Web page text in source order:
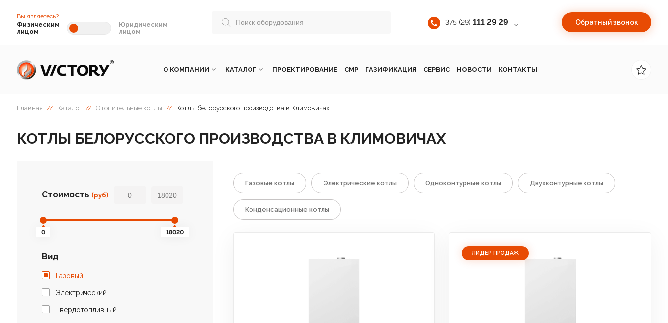
Вы являетесь?
Физическим
лицом
Юридическим
лицом
+375 (29) 111 29 29 Обратный звонок
О КОМПАНИИ КАТАЛОГ ПРОЕКТИРОВАНИЕ СМР ГАЗИФИКАЦИЯ СЕРВИС НОВОСТИ КОНТАКТЫ
Главная // Каталог // Отопительные котлы // Котлы белорусского производства в Климовичах
КОТЛЫ БЕЛОРУССКОГО ПРОИЗВОДСТВА В КЛИМОВИЧАХ
Стоимость (руб)
0 18020
Вид
Газовый
Электрический
Твёрдотопливный
Газовые котлы Электрические котлы Одноконтурные котлы Двухконтурные котлы
Конденсационные котлы
ЛИДЕР ПРОДАЖ